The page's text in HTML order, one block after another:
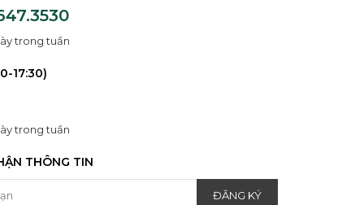
trong tuần
17:30)
trong tuần
THÔNG TIN